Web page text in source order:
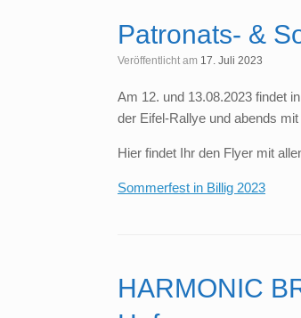
Patronats- &
Veröffentlicht am 17. Juli 2023
Am 12. und 13.08.2023 findet
der Eifel-Rallye und abends
Hier findet Ihr den Flyer mit
Sommerfest in Billig 2023
HARMONIC